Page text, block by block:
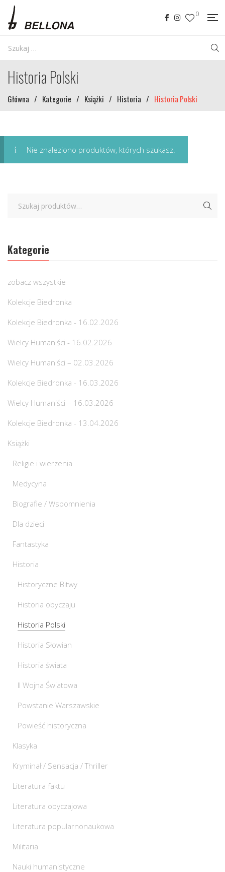
0
Historia Polski
Główna / Kategorie / Książki / Historia / Historia Polski
Nie znaleziono produktów, których szukasz.
Kategorie
zobacz wszystkie
Kolekcje Biedronka
Kolekcje Biedronka - 16.02.2026
Wielcy Humaniści - 16.02.2026
Wielcy Humaniści – 02.03.2026
Kolekcje Biedronka - 16.03.2026
Wielcy Humaniści – 16.03.2026
Kolekcje Biedronka - 13.04.2026
Książki
Religie i wierzenia
Medycyna
Biografie / Wspomnienia
Dla dzieci
Fantastyka
Historia
Historyczne Bitwy
Historia obyczaju
Historia Polski
Historia Słowian
Historia świata
II Wojna Światowa
Powstanie Warszawskie
Powieść historyczna
Klasyka
Kryminał / Sensacja / Thriller
Literatura faktu
Literatura obyczajowa
Literatura popularnonaukowa
Militaria
Nauki humanistyczne